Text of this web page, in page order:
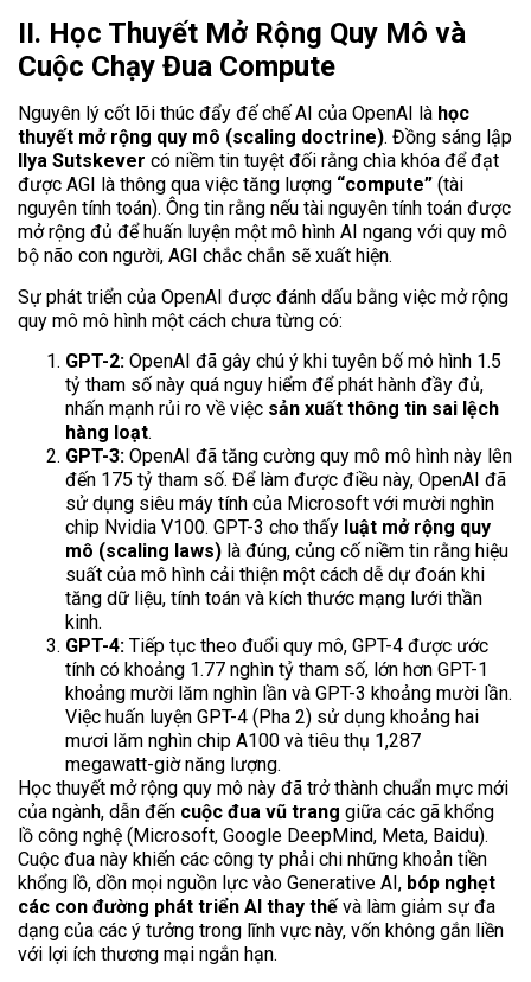
II. Học Thuyết Mở Rộng Quy Mô và
Cuộc Chạy Đua Compute
Nguyên lý cốt lõi thúc đẩy đế chế AI của OpenAI là học
thuyết mở rộng quy mô (scaling doctrine). Đồng sáng lập
Ilya Sutskever có niềm tin tuyệt đối rằng chìa khóa để đạt
được AGI là thông qua việc tăng lượng “compute” (tài
nguyên tính toán). Ông tin rằng nếu tài nguyên tính toán được
mở rộng đủ để huấn luyện một mô hình AI ngang với quy mô
bộ não con người, AGI chắc chắn sẽ xuất hiện.
Sự phát triển của OpenAI được đánh dấu bằng việc mở rộng
quy mô mô hình một cách chưa từng có:
GPT-2: OpenAI đã gây chú ý khi tuyên bố mô hình 1.5
tỷ tham số này quá nguy hiểm để phát hành đầy đủ,
nhấn mạnh rủi ro về việc sản xuất thông tin sai lệch
hàng loạt.
GPT-3: OpenAI đã tăng cường quy mô mô hình này lên
đến 175 tỷ tham số. Để làm được điều này, OpenAI đã
sử dụng siêu máy tính của Microsoft với mười nghìn
chip Nvidia V100. GPT-3 cho thấy luật mở rộng quy
mô (scaling laws) là đúng, củng cố niềm tin rằng hiệu
suất của mô hình cải thiện một cách dễ dự đoán khi
tăng dữ liệu, tính toán và kích thước mạng lưới thần
kinh.
GPT-4: Tiếp tục theo đuổi quy mô, GPT-4 được ước
tính có khoảng 1.77 nghìn tỷ tham số, lớn hơn GPT-1
khoảng mười lăm nghìn lần và GPT-3 khoảng mười lần.
Việc huấn luyện GPT-4 (Pha 2) sử dụng khoảng hai
mươi lăm nghìn chip A100 và tiêu thụ 1,287
megawatt-giờ năng lượng.
Học thuyết mở rộng quy mô này đã trở thành chuẩn mực mới
của ngành, dẫn đến cuộc đua vũ trang giữa các gã khổng
lồ công nghệ (Microsoft, Google DeepMind, Meta, Baidu).
Cuộc đua này khiến các công ty phải chi những khoản tiền
khổng lồ, dồn mọi nguồn lực vào Generative AI, bóp nghẹt
các con đường phát triển AI thay thếvà làm giảm sự đa
dạng của các ý tưởng trong lĩnh vực này, vốn không gắn liền
với lợi ích thương mại ngắn hạn.